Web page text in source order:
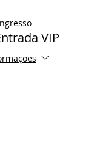
VIP